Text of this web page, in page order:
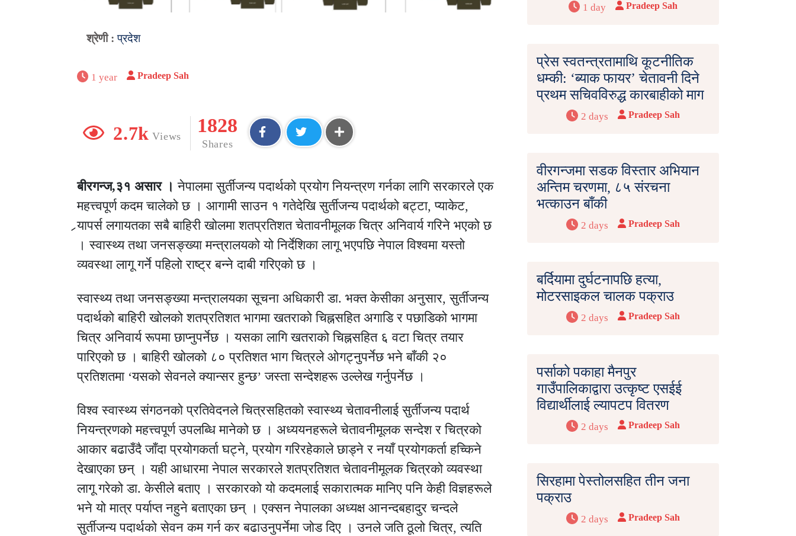
श्रेणी :प्रदेश
1 year Pradeep Sah
2.7k Views
1828
Shares
बीरगन्ज,३१ असार । नेपालमा सुर्तीजन्य पदार्थको प्रयोग नियन्त्रण गर्नका लागि सरकारले एक
महत्त्वपूर्ण कदम चालेको छ । आगामी साउन १ गतेदेखि सुर्तीजन्य पदार्थको बट्टा, प्याकेट,
र्‍यापर्स लगायतका सबै बाहिरी खोलमा शतप्रतिशत चेतावनीमूलक चित्र अनिवार्य गरिने भएको छ
। स्वास्थ्य तथा जनसङ्ख्या मन्त्रालयको यो निर्देशिका लागू भएपछि नेपाल विश्वमा यस्तो
व्यवस्था लागू गर्ने पहिलो राष्ट्र बन्ने दाबी गरिएको छ ।
स्वास्थ्य तथा जनसङ्ख्या मन्त्रालयका सूचना अधिकारी डा. भक्त केसीका अनुसार, सुर्तीजन्य
पदार्थको बाहिरी खोलको शतप्रतिशत भागमा खतराको चिह्नसहित अगाडि र पछाडिको भागमा
चित्र अनिवार्य रूपमा छाप्नुपर्नेछ । यसका लागि खतराको चिह्नसहित ६ वटा चित्र तयार
पारिएको छ । बाहिरी खोलको ८० प्रतिशत भाग चित्रले ओगट्नुपर्नेछ भने बाँकी २०
प्रतिशतमा ‘यसको सेवनले क्यान्सर हुन्छ’ जस्ता सन्देशहरू उल्लेख गर्नुपर्नेछ ।
विश्व स्वास्थ्य संगठनको प्रतिवेदनले चित्रसहितको स्वास्थ्य चेतावनीलाई सुर्तीजन्य पदार्थ
नियन्त्रणको महत्त्वपूर्ण उपलब्धि मानेको छ । अध्ययनहरूले चेतावनीमूलक सन्देश र चित्रको
आकार बढाउँदै जाँदा प्रयोगकर्ता घट्ने, प्रयोग गरिरहेकाले छाड्ने र नयाँ प्रयोगकर्ता हच्किने
देखाएका छन् । यही आधारमा नेपाल सरकारले शतप्रतिशत चेतावनीमूलक चित्रको व्यवस्था
लागू गरेको डा. केसीले बताए । सरकारको यो कदमलाई सकारात्मक मानिए पनि केही विज्ञहरूले
भने यो मात्र पर्याप्त नहुने बताएका छन् । एक्सन नेपालका अध्यक्ष आनन्दबहादुर चन्दले
सुर्तीजन्य पदार्थको सेवन कम गर्न कर बढाउनुपर्नेमा जोड दिए । उनले जति ठूलो चित्र, त्यति
1 day Pradeep Sah
प्रेस स्वतन्त्रतामाथि कूटनीतिक
धम्की: ‘ब्याक फायर’ चेतावनी दिने
प्रथम सचिवविरुद्ध कारबाहीको माग
2 days Pradeep Sah
वीरगन्जमा सडक विस्तार अभियान
अन्तिम चरणमा, ८५ संरचना
भत्काउन बाँकी
2 days Pradeep Sah
बर्दियामा दुर्घटनापछि हत्या,
मोटरसाइकल चालक पक्राउ
2 days Pradeep Sah
पर्साको पकाहा मैनपुर
गाउँपालिकाद्वारा उत्कृष्ट एसईई
विद्यार्थीलाई ल्यापटप वितरण
2 days Pradeep Sah
सिरहामा पेस्तोलसहित तीन जना
पक्राउ
2 days Pradeep Sah